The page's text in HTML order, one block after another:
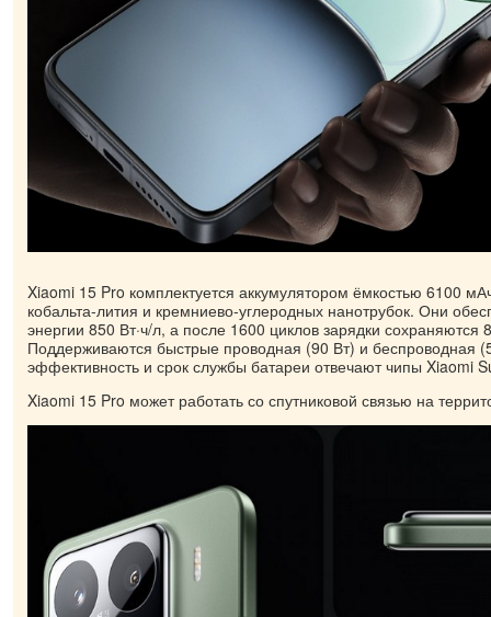
Xiaomi 15 Pro комплектуется аккумулятором ёмкостью 6100
кобальта-лития и кремниево-углеродных нанотрубок. Они
энергии 850 Вт·ч/л, а после 1600 циклов зарядки сохраняются
Поддерживаются быстрые проводная (90 Вт) и беспроводная
эффективность и срок службы батареи отвечают чипы Xiaomi
Xiaomi 15 Pro может работать со спутниковой связью на